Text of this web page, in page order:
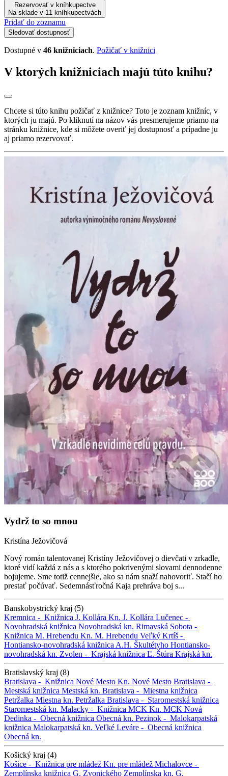
Rezervovať v kníhkupectve
Na sklade v 11 kníhkupectvách
Pridať do zoznamu
Sledovať dostupnosť
Dostupné v 46 knižniciach. Požičať v knižnici
V ktorých knižniciach majú túto knihu?
Chcete si túto knihu požičať z knižnice? Toto je zoznam knižníc, v
ktorých ju majú. Po kliknutí na názov vás presmerujeme priamo na
stránku knižnice, kde si môžete overiť jej dostupnosť a prípadne ju
aj priamo rezervovať.
Vydrž to so mnou
Kristína Ježovičová
Nový román talentovanej Kristíny Ježovičovej o dievčati v zrkadle,
ktoré vidí každá z nás a s ktorého pokrivenými slovami dennodenne
bojujeme. Sme totiž cennejšie, ako sa nám snaží nahovoriť. Stačí ho
prestať počúvať. Sedemnásťročná Kaja prehráva boj s...
Banskobystrický kraj (5)
Kremnica - Knižnica J. Kollára Kn. J. Kollára Lučenec -
Novohradská knižnica Novohradská kn. Rimavská Sobota -
Knižnica M. Hrebendu Kn. M. Hrebendu Veľký Krtíš -
Hontiansko-novohradská knižnica A.H. Škultétyho Hontiansko-
novohradská kn. Zvolen - Krajská knižnica Ľ. Štúra Krajská kn.
Bratislavský kraj (8)
Bratislava - Knižnica Nové Mesto Kn. Nové Mesto Bratislava -
Mestská knižnica Mestská kn. Bratislava - Miestna knižnica
Petržalka Miestna kn. Petržalka Bratislava - Staromestská knižnica
Staromestská kn. Malacky - Knižnica MCK Kn. MCK Nová
Dedinka - Obecná knižnica Obecná kn. Pezinok - Malokarpatská
knižnica Malokarpatská kn. Veľké Leváre - Obecná knižnica
Obecná kn.
Košický kraj (4)
Košice - Knižnica pre mládež Kn. pre mládež Michalovce -
Zemplínska knižnica G. Zvonického Zemplínska kn. G.